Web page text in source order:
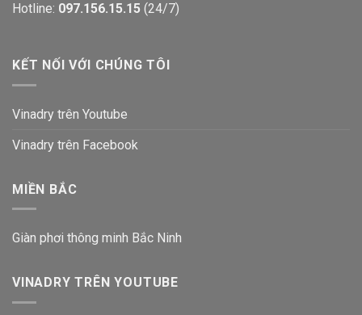
Hotline: 097.156.15.15 (24/7)
KẾT NỐI VỚI CHÚNG TÔI
Vinadry trên Youtube
Vinadry trên Facebook
MIỀN BẮC
Giàn phơi thông minh Bắc Ninh
VINADRY TRÊN YOUTUBE